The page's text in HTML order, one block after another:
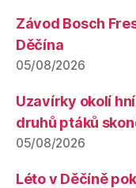
Závod Bosch
Děčína
05/08/2026
Uzavírky okolí
druhů ptáků
05/08/2026
Léto v Děčíně